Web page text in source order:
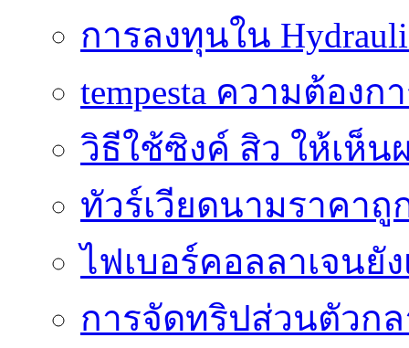
การลงทุนใน
tempesta ความต้อง
วิธีใช้ซิงค์ สิว ให้เห็
ทัวร์เวียดนามราคาถู
ไฟเบอร์คอลลาเจนยั
การจัดทริปส่วนตัวก